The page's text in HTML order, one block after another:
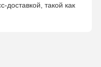
доставкой, такой как